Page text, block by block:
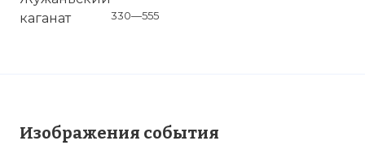
330—555
Изображения события